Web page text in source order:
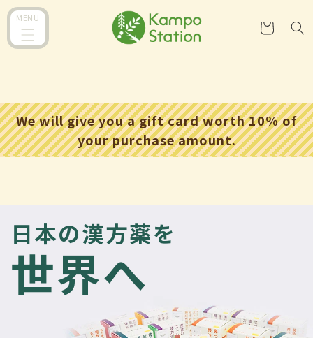
ンツに
進む
MENU
ー
We will give you a gift card worth 10% of
your purchase amount.
日本の漢方薬を
世界へ